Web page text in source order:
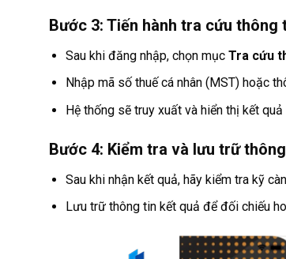
Bước 3: Tiến hành tra cứu thông
Sau khi đăng nhập, chọn mục Tra cứu
Nhập mã số thuế cá nhân (MST) hoặc
Hệ thống sẽ truy xuất và hiển thị kết
Bước 4: Kiểm tra và lưu trữ
Sau khi nhận kết quả, hãy kiểm tra kỹ
Lưu trữ thông tin kết quả để đối chiếu